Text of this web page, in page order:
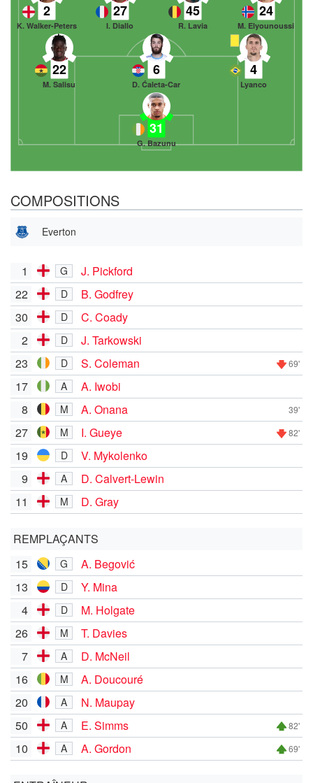
31
G. Bazunu
22
M. Salisu
6
D. Ćaleta-Car
4
Lyanco
2
K. Walker-Peters
27
I. Diallo
45
R. Lavia
24
M. Elyounoussi
COMPOSITIONS
Everton
1 G
J. Pickford
22
D
B. Godfrey
30
D
C. Coady
2
D
J. Tarkowski
23
D S. Coleman 69'
17 A
A. Iwobi
8
M A. Onana 39'
27 M I. Gueye 82'
19 D
V. Mykolenko
9
A
D. Calvert-Lewin
11
M D. Gray
REMPLAÇANTS
15
G
A. Begović
13
D
Y. Mina
4
D
M. Holgate
26
M
T. Davies
7
A
D. McNeil
16
M
A. Doucouré
20
A
N. Maupay
50
A E. Simms 82'
10 A A. Gordon 69'